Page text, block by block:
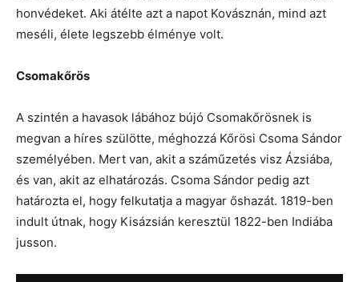
honvédeket. Aki átélte azt a napot Kovásznán, mind azt
meséli, élete legszebb élménye volt.
Csomakőrös
A szintén a havasok lábához bújó Csomakőrösnek is
megvan a híres szülötte, méghozzá Kőrösi Csoma Sándor
személyében. Mert van, akit a száműzetés visz Ázsiába,
és van, akit az elhatározás. Csoma Sándor pedig azt
határozta el, hogy felkutatja a magyar őshazát. 1819-ben
indult útnak, hogy Kisázsián keresztül 1822-ben Indiába
jusson.